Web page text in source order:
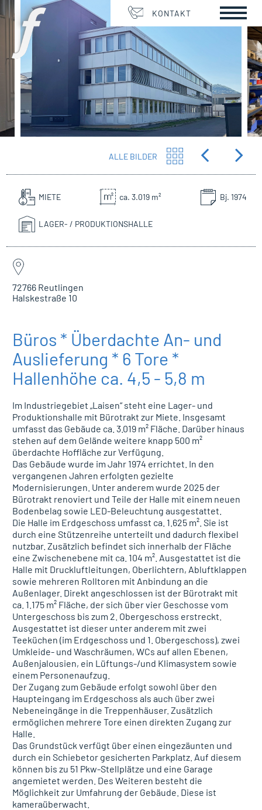
KONTAKT
ALLE BILDER
MIETE ca. 3.019 m² Bj. 1974
LAGER- / PRODUKTIONSHALLE
72766 Reutlingen
Halskestraße 10
Büros * Überdachte An- und
Auslieferung * 6 Tore *
Hallenhöhe ca. 4,5 - 5,8 m
Im Industriegebiet „Laisen“ steht eine Lager- und
Produktionshalle mit Bürotrakt zur Miete. Insgesamt
umfasst das Gebäude ca. 3.019 m² Fläche. Darüber hinaus
stehen auf dem Gelände weitere knapp 500 m²
überdachte Hoffläche zur Verfügung.
Das Gebäude wurde im Jahr 1974 errichtet. In den
vergangenen Jahren erfolgten gezielte
Modernisierungen. Unter anderem wurde 2025 der
Bürotrakt renoviert und Teile der Halle mit einem neuen
Bodenbelag sowie LED-Beleuchtung ausgestattet.
Die Halle im Erdgeschoss umfasst ca. 1.625 m². Sie ist
durch eine Stützenreihe unterteilt und dadurch flexibel
nutzbar. Zusätzlich befindet sich innerhalb der Fläche
eine Zwischenebene mit ca. 104 m². Ausgestattet ist die
Halle mit Druckluftleitungen, Oberlichtern, Abluftklappen
sowie mehreren Rolltoren mit Anbindung an die
Außenlager. Direkt angeschlossen ist der Bürotrakt mit
ca. 1.175 m² Fläche, der sich über vier Geschosse vom
Untergeschoss bis zum 2. Obergeschoss erstreckt.
Ausgestattet ist dieser unter anderem mit zwei
Teeküchen (im Erdgeschoss und 1. Obergeschoss), zwei
Umkleide- und Waschräumen, WCs auf allen Ebenen,
Außenjalousien, ein Lüftungs-/und Klimasystem sowie
einem Personenaufzug.
Der Zugang zum Gebäude erfolgt sowohl über den
Haupteingang im Erdgeschoss als auch über zwei
Nebeneingänge in die Treppenhäuser. Zusätzlich
ermöglichen mehrere Tore einen direkten Zugang zur
Halle.
Das Grundstück verfügt über einen eingezäunten und
durch ein Schiebetor gesicherten Parkplatz. Auf diesem
können bis zu 51 Pkw-Stellplätze und eine Garage
angemietet werden. Des Weiteren besteht die
Möglichkeit zur Umfahrung der Gebäude. Diese ist
kameraüberwacht.